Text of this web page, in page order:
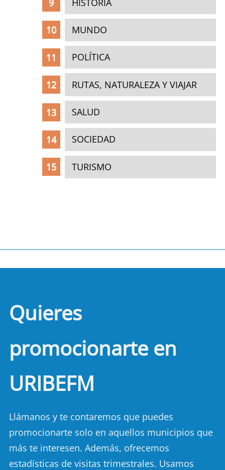
MUNDO
POLÍTICA
RUTAS, NATURALEZA Y VIAJAR
SALUD
SOCIEDAD
TURISMO
Quieres
promocionarte en
URIBEFM
Llámanos y te contaremos que puedes
promocionarte solo en aquellos municipios que
más te interesen. Además, ofrecemos
estadísticas de visitas trimestrales. Usamos